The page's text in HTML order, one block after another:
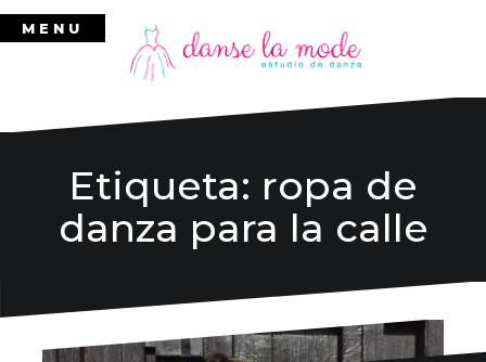
Ir
MENU
Etiqueta: ropa de
danza para la calle